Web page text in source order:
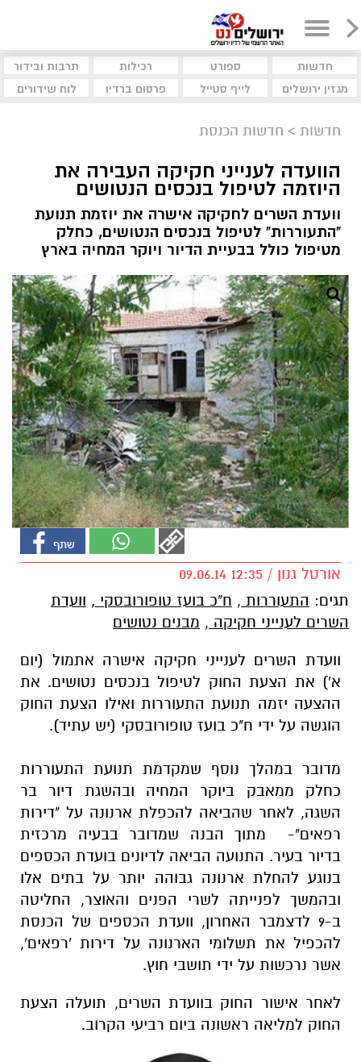
חדשות ספורט רכילות
תרבות ובידור
מגזין ירושלים
לייף סטייל פרסום ברדיו לוח שידורים
חדשות > חדשות הכנסת
הוועדה לענייני חקיקה העבירה את
היוזמה לטיפול בנכסים הנטושים
וועדת השרים לחקיקה אישרה את יוזמת תנועת
"התעוררות" לטיפול בנכסים הנטושים, כחלק
מטיפול כולל בבעיית הדיור ויוקר המחיה בארץ
אורטל גנון / 12:35 09.06.14
תגים: התעוררות , ח"כ בועז טופורובסקי , וועדת
השרים לענייני חקיקה , מבנים נטושים
וועדת השרים לענייני חקיקה אישרה אתמול (יום
א') את הצעת החוק לטיפול בנכסים נטושים. את
ההצעה יזמה תנועת התעוררות ואילו הצעת החוק
הוגשה על ידי ח"כ בועז טופורובסקי (יש עתיד).
מדובר במהלך נוסף שמקדמת תנועת התעוררות
כחלק ממאבק ביוקר המחיה ובהשגת דיור בר
השגה, לאחר שהביאה להכפלת ארנונה על "דירות
רפאים"- מתוך הבנה שמדובר בבעיה מרכזית
בדיור בעיר. התנועה הביאה לדיונים בועדת הכספים
בנוגע להחלת ארנונה גבוהה יותר על בתים אלו
ובהמשך לפנייתה לשרי הפנים והאוצר, החליטה
ב-9 לדצמבר האחרון, וועדת הכספים של הכנסת
להכפיל את תשלומי הארנונה על דירות 'רפאים',
אשר נרכשות על ידי תושבי חוץ.
לאחר אישור החוק בוועדת השרים, תועלה הצעת
החוק למליאה ראשונה ביום רביעי הקרוב.